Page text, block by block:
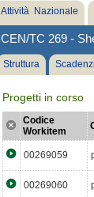
Attività Nazionale
CEN/TC 269 -
Struttura
Progetti in corso
Codice
Workitem
00269059
00269060